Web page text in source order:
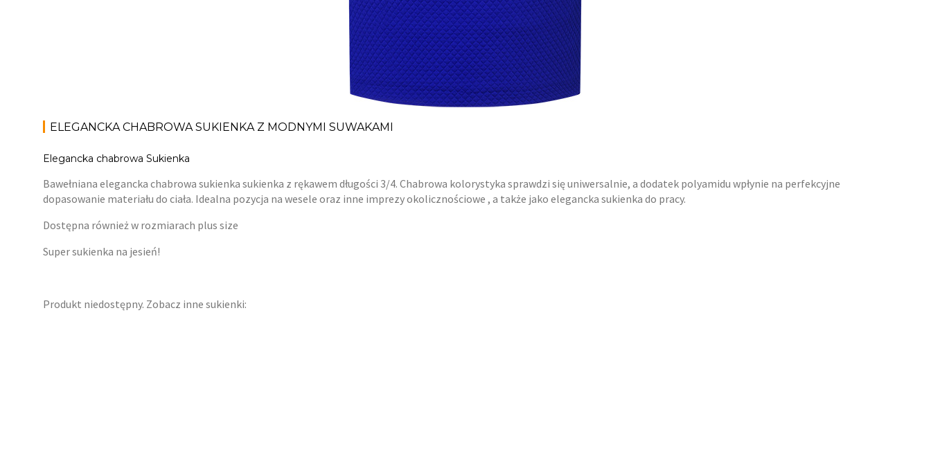
ELEGANCKA CHABROWA SUKIENKA Z MODNYMI SUWAKAMI
Elegancka chabrowa Sukienka
Bawełniana elegancka chabrowa sukienka sukienka z rękawem długości 3/4. Chabrowa kolorystyka sprawdzi się uniwersalnie, a dodatek polyamidu wpłynie na perfekcyjne
dopasowanie materiału do ciała. Idealna pozycja na wesele oraz inne imprezy okolicznościowe , a także jako elegancka sukienka do pracy.
Dostępna również w rozmiarach plus size
Super sukienka na jesień!
Produkt niedostępny. Zobacz inne sukienki: